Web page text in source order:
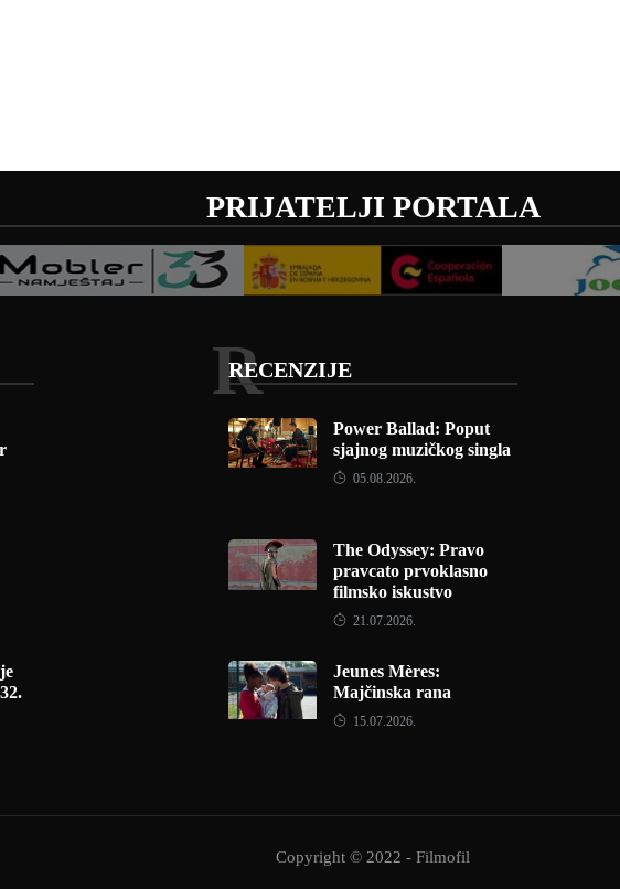
PRIJATELJI PORTALA
RECENZIJE
R
Power Ballad: Poput
sjajnog muzičkog singla
05.08.2026.
The Odyssey: Pravo
pravcato prvoklasno
filmsko iskustvo
21.07.2026.
Jeunes Mères:
Majčinska rana
15.07.2026.
Copyright © 2022 - Filmofil